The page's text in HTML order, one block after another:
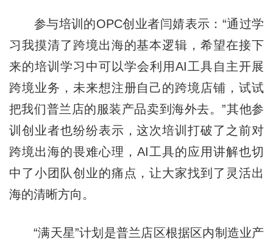
参与培训的OPC创业者闫婧表示：“通过学
习我摸清了跨境出海的基本逻辑，希望在接下
来的培训学习中可以学会利用AI工具自主开展
跨境业务，未来想注册自己的跨境店铺，试试
把我们普兰店的服装产品卖到海外去。”其他参
训创业者也纷纷表示，这次培训打破了之前对
跨境出海的畏难心理，AI工具的应用讲解也切
中了小团队创业的痛点，让大家找到了灵活出
海的清晰方向。
“满天星”计划是普兰店区根据区内制造业产